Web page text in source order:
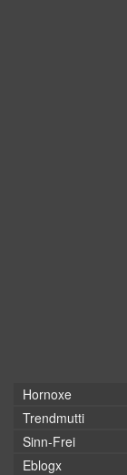
Hornoxe
Trendmutti
Sinn-Frei
Eblogx